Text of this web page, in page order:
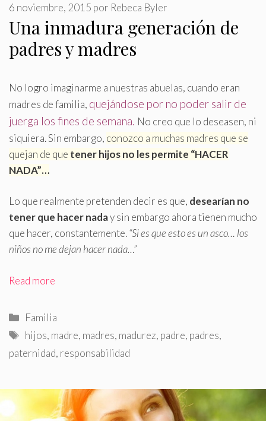
Una inmadura generación de
padres y madres
6 noviembre, 2015 por Rebeca Byler
No logro imaginarme a nuestras abuelas, cuando eran
madres de familia, quejándose por no poder salir de
juerga los fines de semana. No creo que lo deseasen, ni
siquiera. Sin embargo, conozco a muchas madres que se
quejan de que tener hijos no les permite “HACER
NADA”…
Lo que realmente pretenden decir es que, desearían no
tener que hacer naday sin embargo ahora tienen mucho
que hacer, constantemente.“Si es que esto es un asco… los
niños no me dejan hacer nada…”
Read more
Categorías
Familia
Etiquetas
hijos, madre, madres, madurez, padre, padres,
paternidad, responsabilidad